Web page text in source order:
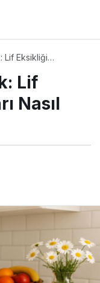
Lif Eksikliği
Lif
Nasıl